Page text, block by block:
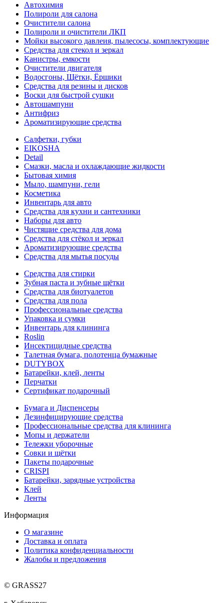
Автохимия
Полироли для салона
Очистители салона
Полироли и очистители ЛКП
Мойки высокого давлеия, пылесосы, комплектующие
Средства для стекол и зеркал
Канистры, емкости
Очистители двигателя
Водосгоны, Щётки, Ёршики
Средства для резины и дисков
Воски для быстрой сушки
Автошампуни
Антифриз
Ароматизирующие средства
Салфетки, губки
EIKOSHA
Detail
Смазки, масла и охлаждающие жидкости
Бытовая химия
Мыло, шампуни, гели
Косметика
Инвентарь для авто
Средства для кухни и сантехники
Наборы для авто
Чистящие средства для дома
Средства для стёкол и зеркал
Ароматизирующие средства
Средства для мытья посуды
Средства для стирки
Зубная паста и зубные щётки
Средства для биотуалетов
Средства для пола
Профессиональные средства
Упаковка и сумки
Инвентарь для клининга
Roslin
Инсектицидные средства
Талетная бумага, полотенца бумажные
DUTYBOX
Батарейки, клей, ленты
Перчатки
Сертификат подарочный
Бумага и Диспенсеры
Дезинфицирующие средства
Профессиональные средства для клининга
Мопы и держатели
Тележки уборочные
Совки и щётки
Пакеты подарочные
CRISPI
Батарейки, зарядные устройства
Клей
Ленты
Информация
О магазине
Доставка и оплата
Политика конфиденциальности
Жалобы и предложения
© GRASS27